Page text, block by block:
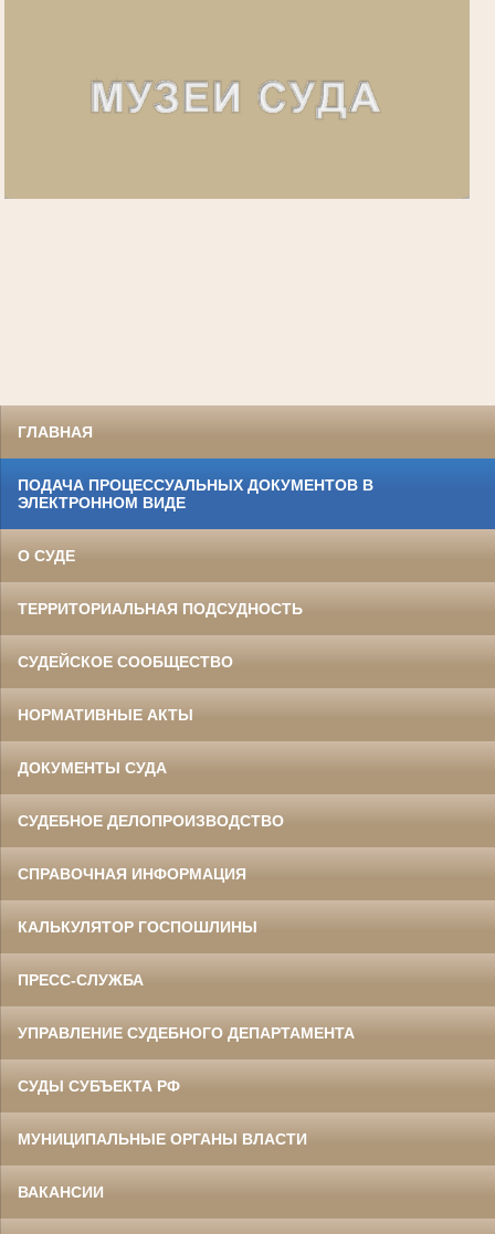
ГЛАВНАЯ
ПОДАЧА ПРОЦЕССУАЛЬНЫХ ДОКУМЕНТОВ В
ЭЛЕКТРОННОМ ВИДЕ
О СУДЕ
ТЕРРИТОРИАЛЬНАЯ ПОДСУДНОСТЬ
СУДЕЙСКОЕ СООБЩЕСТВО
НОРМАТИВНЫЕ АКТЫ
ДОКУМЕНТЫ СУДА
СУДЕБНОЕ ДЕЛОПРОИЗВОДСТВО
СПРАВОЧНАЯ ИНФОРМАЦИЯ
КАЛЬКУЛЯТОР ГОСПОШЛИНЫ
ПРЕСС-СЛУЖБА
УПРАВЛЕНИЕ СУДЕБНОГО ДЕПАРТАМЕНТА
СУДЫ СУБЪЕКТА РФ
МУНИЦИПАЛЬНЫЕ ОРГАНЫ ВЛАСТИ
ВАКАНСИИ